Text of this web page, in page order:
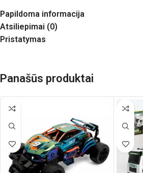
Papildoma informacija
Atsiliepimai (0)
Pristatymas
Panašūs produktai